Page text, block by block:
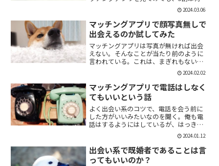
書いていない人がいる。なかには、何を
書いていいか分かりませんー。とだけ書
いている人も。なので、今回の記事はマ
チアプのプロフィールの...
2024.03.06
マッチングアプリで顔写真無しで
出会えるのか試してみた
マッチングアプリは写真が無ければ出会
えない。そんなことが当たり前のように
言われている。これは、まぎれもない事
実だと思う。自分が使う時に写真を載せ
ていない人は無視するし、相手をするに
しても適当にあしらう。写真無しで出会
えるのは、お金が発生する...
2024.02.02
マッチングアプリで電話はしなく
てもいいという話
よく出会い系のコツで、電話を会う前に
した方がいいみたいなのを聞く。俺も電
話はするようにはしているが、はっきり
言っちゃうと電話なんていらない。よっ
ぽど話術や声に自信ある人だけすればい
いと思っている。では、その理由を語っ
ていこう。電話を嫌がる人...
2024.01.12
出会い系で既婚者であることは言
ってもいいのか？